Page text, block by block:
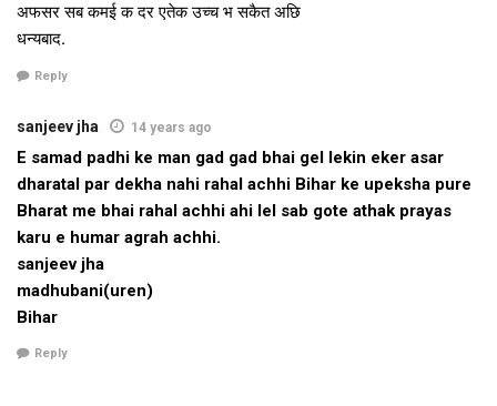
maithili news, mithila news, bihar news, latest bihar
news, latest mithila news, latest maithili news, maithili
newspaper
latest maithili news latest mithila news maithili news
maithili newspaper mithila news
अफसर सब कमई क दर एतेक उच्च भ सकैत अछि
धन्यबाद.
Reply
sanjeev jha 14 years ago
E samad padhi ke man gad gad bhai gel lekin eker asar
dharatal par dekha nahi rahal achhi Bihar ke upeksha pure
Bharat me bhai rahal achhi ahi lel sab gote athak prayas
karu e humar agrah achhi.
sanjeev jha
madhubani(uren)
Bihar
Reply